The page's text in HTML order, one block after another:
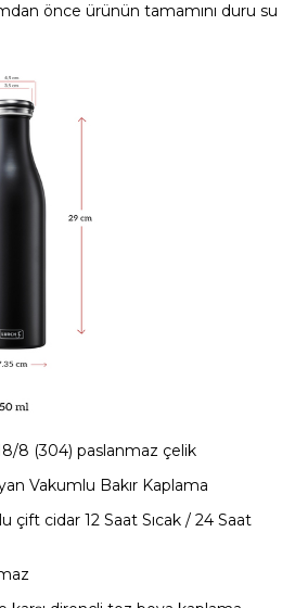
önce ürünün tamamını duru su
8 (304) paslanmaz çelik
Vakumlu Bakır Kaplama
çift cidar 12 Saat Sıcak / 24 Saat